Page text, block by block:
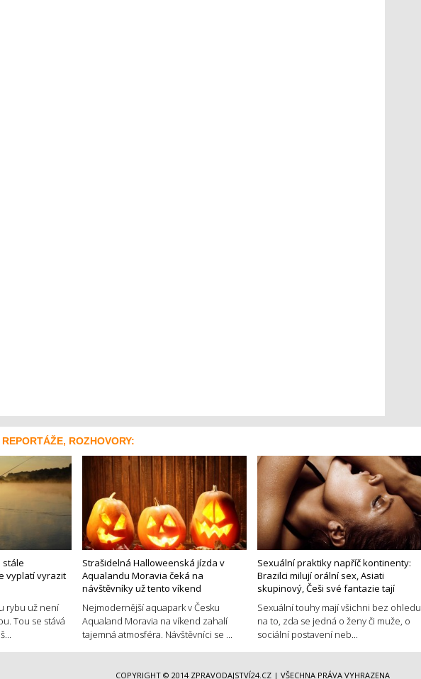
ROZHOVORY:
stále
vyplatí vyrazit
rybu už není
Tou se stává
Strašidelná Halloweenská jízda v
Aqualandu Moravia čeká na
návštěvníky už tento víkend
Nejmodernější aquapark v Česku
Aqualand Moravia na víkend zahalí
tajemná atmosféra. Návštěvníci se ...
Sexuální praktiky napříč kontinenty:
Brazilci milují orální sex, Asiati
skupinový, Češi své fantazie tají
Sexuální touhy mají všichni bez ohledu
na to, zda se jedná o ženy či muže, o
sociální postavení neb...
COPYRIGHT © 2014 ZPRAVODAJSTVÍ24.CZ| VŠECHNA PRÁVA VYHRAZENA